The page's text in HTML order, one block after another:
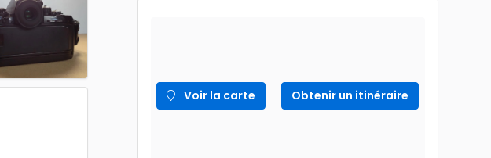
Voir la carte Obtenir un itinéraire